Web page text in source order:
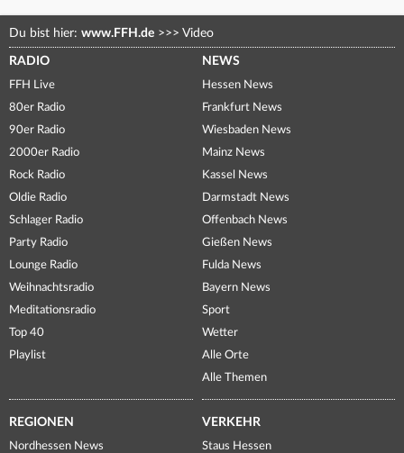
Du bist hier: www.FFH.de >>> Video
RADIO
FFH Live
80er Radio
90er Radio
2000er Radio
Rock Radio
Oldie Radio
Schlager Radio
Party Radio
Lounge Radio
Weihnachtsradio
Meditationsradio
Top 40
Playlist
NEWS
Hessen News
Frankfurt News
Wiesbaden News
Mainz News
Kassel News
Darmstadt News
Offenbach News
Gießen News
Fulda News
Bayern News
Sport
Wetter
Alle Orte
Alle Themen
REGIONEN
Nordhessen News
VERKEHR
Staus Hessen